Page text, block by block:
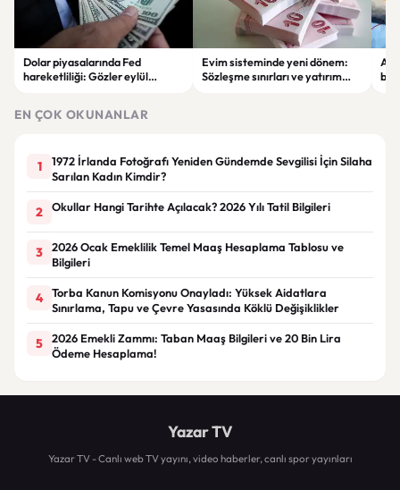
Dolar piyasalarında Fed
hareketliliği: Gözler eylül
Evim sisteminde yeni dönem:
Sözleşme sınırları ve yatırım
EN ÇOK OKUNANLAR
1
1972 İrlanda Fotoğrafı Yeniden Gündemde Sevgilisi İçin Silaha
Sarılan Kadın Kimdir?
2 Okullar Hangi Tarihte Açılacak? 2026 Yılı Tatil Bilgileri
3
2026 Ocak Emeklilik Temel Maaş Hesaplama Tablosu ve
Bilgileri
4
Torba Kanun Komisyonu Onayladı: Yüksek Aidatlara
Sınırlama, Tapu ve Çevre Yasasında Köklü Değişiklikler
5
2026 Emekli Zammı: Taban Maaş Bilgileri ve 20 Bin Lira
Ödeme Hesaplama!
Yazar TV
Yazar TV - Canlı web TV yayını, video haberler, canlı spor yayınları